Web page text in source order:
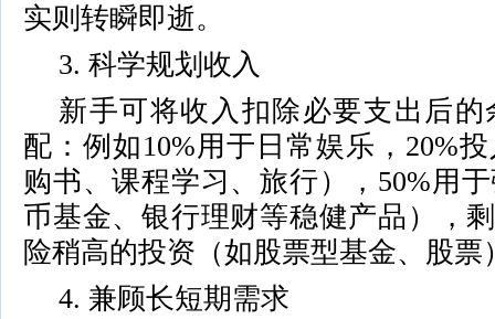
实则转瞬即逝。
3. 科学规划收入
新手可将收入扣除必要支出后
配：例如10%用于日常娱乐，20%
购书、课程学习、旅行），50%用
币基金、银行理财等稳健产品），
险稍高的投资（如股票型基金、股票
4. 兼顾长短期需求